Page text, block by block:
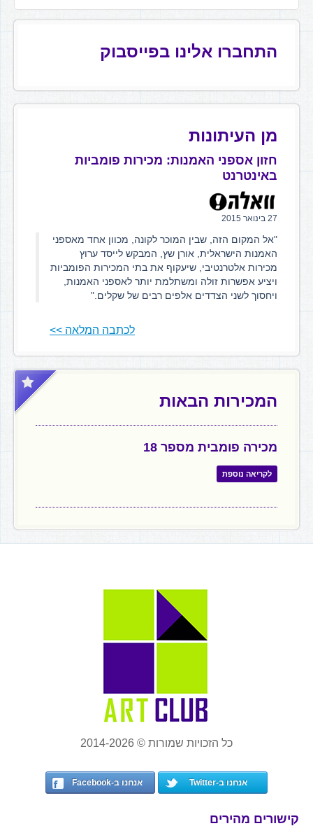
התחברו אלינו בפייסבוק
מן העיתונות
חזון אספני האמנות: מכירות פומביות
באינטרנט
27 בינואר 2015
"אל המקום הזה, שבין המוכר לקונה, מכוון אחד מאספני
האמנות הישראלית, אורן שץ, המבקש לייסד ערוץ
מכירות אלטרנטיבי, שיעקוף את בתי המכירות הפומביות
ויציע אפשרות זולה ומשתלמת יותר לאספני האמנות,
ויחסוך לשני הצדדים אלפים רבים של שקלים."
לכתבה המלאה >>
המכירות הבאות
מכירה פומבית מספר 18
לקריאה נוספת
כל הזכויות שמורות © 2014-2026
אנחנו ב-Twitter אנחנו ב-Facebook
קישורים מהירים